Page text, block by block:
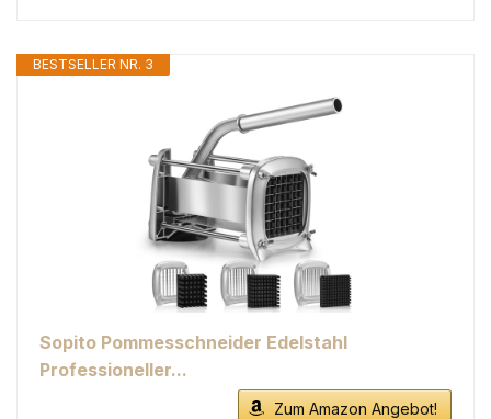
BESTSELLER NR. 3
Sopito Pommesschneider Edelstahl
Professioneller...
Zum Amazon Angebot!